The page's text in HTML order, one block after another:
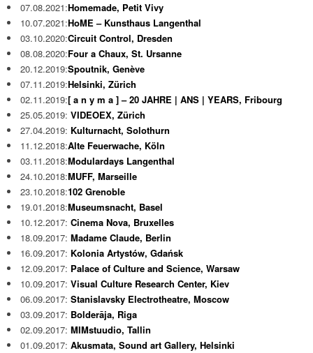
07.08.2021:Homemade, Petit Vivy
10.07.2021:HoME – Kunsthaus Langenthal
03.10.2020:Circuit Control, Dresden
08.08.2020:Four a Chaux, St. Ursanne
20.12.2019:Spoutnik, Genève
07.11.2019:Helsinki, Zürich
02.11.2019:[ a n y m a ] – 20 JAHRE | ANS | YEARS, Fribourg
25.05.2019: VIDEOEX, Zürich
27.04.2019: Kulturnacht, Solothurn
11.12.2018:Alte Feuerwache, Köln
03.11.2018:Modulardays Langenthal
24.10.2018:MUFF, Marseille
23.10.2018:102 Grenoble
19.01.2018:Museumsnacht, Basel
10.12.2017: Cinema Nova, Bruxelles
18.09.2017: Madame Claude, Berlin
16.09.2017: Kolonia Artystów, Gdańsk
12.09.2017: Palace of Culture and Science, Warsaw
10.09.2017: Visual Culture Research Center, Kiev
06.09.2017: Stanislavsky Electrotheatre, Moscow
03.09.2017: Bolderāja, Riga
02.09.2017: MIMstuudio, Tallin
01.09.2017: Akusmata, Sound art Gallery, Helsinki